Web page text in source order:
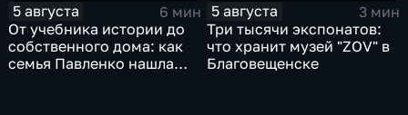
5 августа
6 мин
От учебника истории до
собственного дома: как
семья Павленко нашла
5 августа
3 мин
Три тысячи экспонатов:
что хранит музей "ZOV" в
Благовещенске